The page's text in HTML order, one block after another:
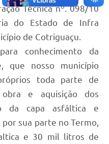
Técnica nº. 098/10
do Estado de Infra
de Cotriguaçu.
conhecimento da
que nosso município
toda parte de
e aquisição dos
da capa asfáltica e
por sua parte no Termo,
e 30 mil litros de